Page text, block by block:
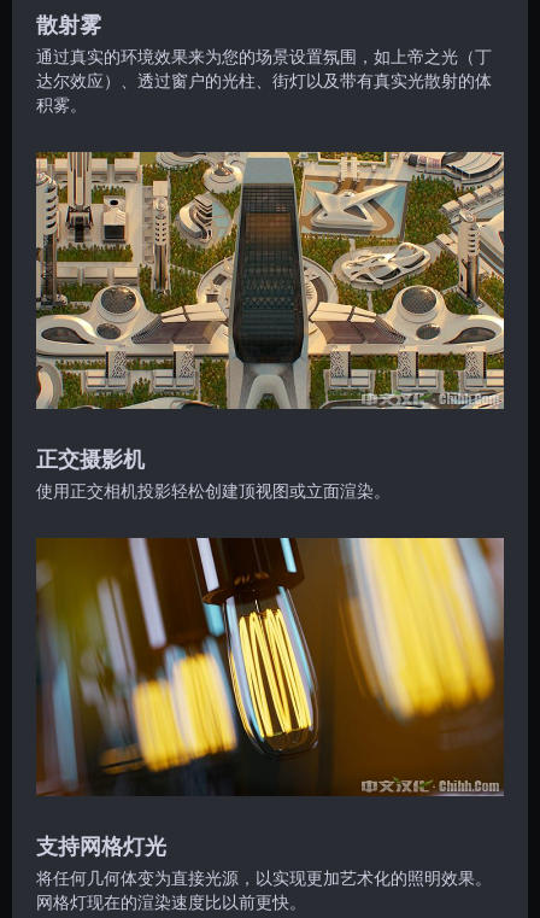
散射雾
通过真实的环境效果来为您的场景设置氛围，如上帝之光（丁
达尔效应）、透过窗户的光柱、街灯以及带有真实光散射的体
积雾。
正交摄影机
使用正交相机投影轻松创建顶视图或立面渲染。
支持网格灯光
将任何几何体变为直接光源，以实现更加艺术化的照明效果。
网格灯现在的渲染速度比以前更快。